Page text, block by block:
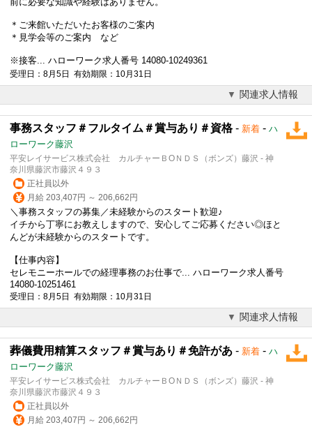
＊ご来館いただいたお客様のご案内
＊見学会等のご案内 など
※接客... ハローワーク求人番号 14080-10249361
受理日：8月5日 有効期限：10月31日
関連求人情報
事務スタッフ＃フルタイム＃賞与あり＃資格- 新着 - ハ
ローワーク藤沢
平安レイサービス株式会社 カルチャーＢОＮＤＳ（ボンズ）藤沢 - 神
奈川県藤沢市藤沢４９３
正社員以外
月給 203,407円 ～ 206,662円
＼事務スタッフの募集／未経験からのスタート歓迎♪
イチから丁寧にお教えしますので、安心してご応募ください◎ほと
んどが未経験からのスタートです。
【仕事内容】
セレモニーホールでの経理事務のお仕事で... ハローワーク求人番号
14080-10251461
受理日：8月5日 有効期限：10月31日
関連求人情報
葬儀費用精算スタッフ＃賞与あり＃免許があ - 新着 - ハ
ローワーク藤沢
平安レイサービス株式会社 カルチャーＢОＮＤＳ（ボンズ）藤沢 - 神
奈川県藤沢市藤沢４９３
正社員以外
月給 203,407円 ～ 206,662円